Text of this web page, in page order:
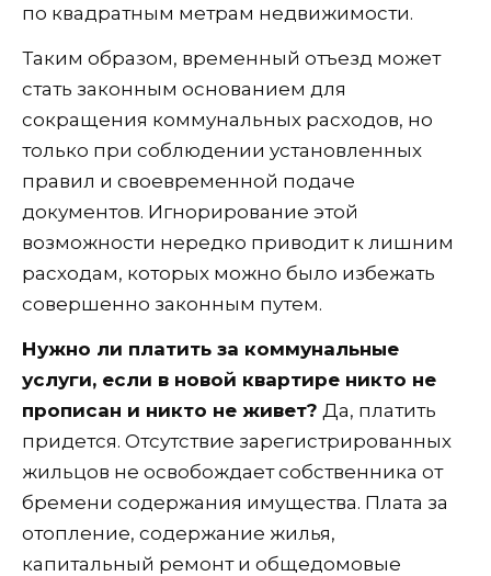
по квадратным метрам недвижимости.
Таким образом, временный отъезд может
стать законным основанием для
сокращения коммунальных расходов, но
только при соблюдении установленных
правил и своевременной подаче
документов. Игнорирование этой
возможности нередко приводит к лишним
расходам, которых можно было избежать
совершенно законным путем.
Нужно ли платить за коммунальные
услуги, если в новой квартире никто не
прописан и никто не живет? Да, платить
придется. Отсутствие зарегистрированных
жильцов не освобождает собственника от
бремени содержания имущества. Плата за
отопление, содержание жилья,
капитальный ремонт и общедомовые